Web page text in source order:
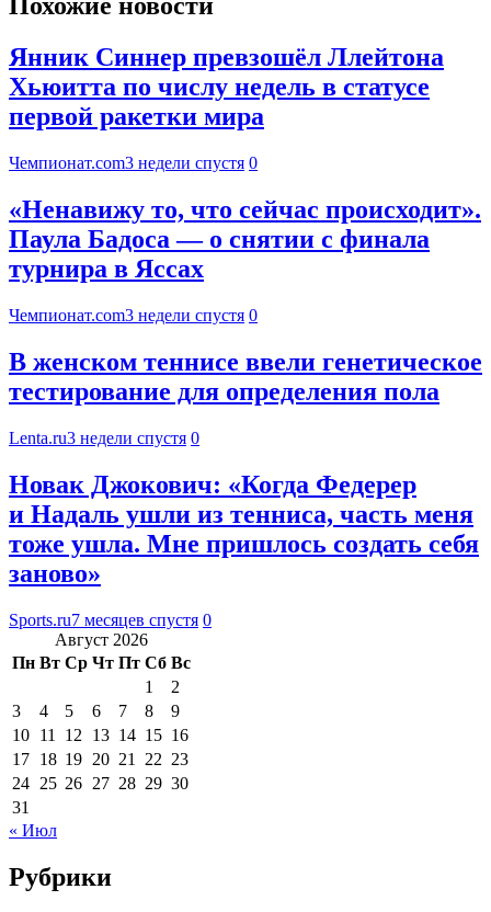
Похожие новости
Янник Синнер превзошёл Ллейтона
Хьюитта по числу недель в статусе
первой ракетки мира
Чемпионат.com3 недели спустя 0
«Ненавижу то, что сейчас происходит».
Паула Бадоса — о снятии с финала
турнира в Яссах
Чемпионат.com3 недели спустя 0
В женском теннисе ввели генетическое
тестирование для определения пола
Lenta.ru3 недели спустя 0
Новак Джокович: «Когда Федерер
и Надаль ушли из тенниса, часть меня
тоже ушла. Мне пришлось создать себя
заново»
Sports.ru7 месяцев спустя 0
Август 2026
Пн Вт Ср Чт Пт Сб Вс
1
2
3
4 5 6 7 8
9
10 11 12 13 14 15 16
17 18 19 20 21 22 23
24 25 26 27 28 29 30
31
« Июл
Рубрики